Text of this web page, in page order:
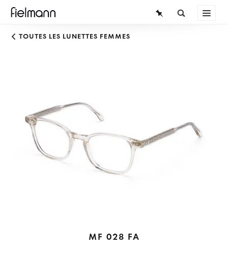
LUNETTES
CONNAISSANCES
SERVICE
TOUTES LES LUNETTES FEMMES
MF 028 FA